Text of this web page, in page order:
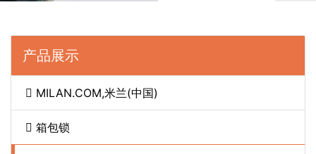
产品展示
MILAN.COM,米兰(中国)
箱包锁